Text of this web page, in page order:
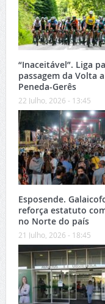
“Inaceitável”. Liga
passagem da Volta
Peneda-Gerês
22 Julho, 2026 - 13:45
Esposende.
reforça estatuto
no Norte do país
21 Julho, 2026 - 18:45